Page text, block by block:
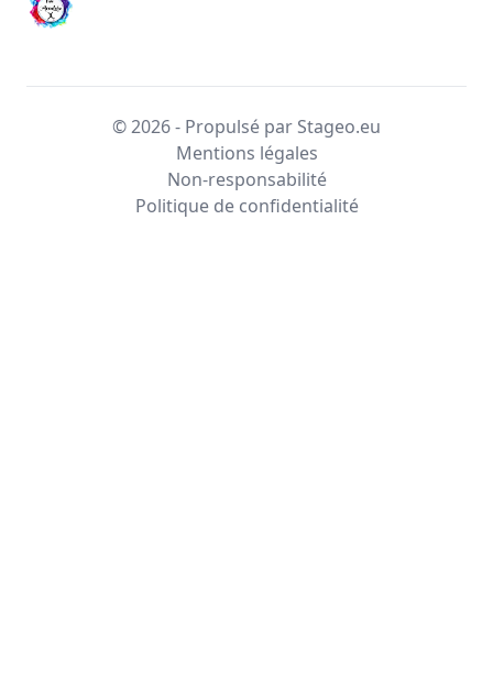
© 2026 - Propulsé par Stageo.eu
Mentions légales
Non-responsabilité
Politique de confidentialité